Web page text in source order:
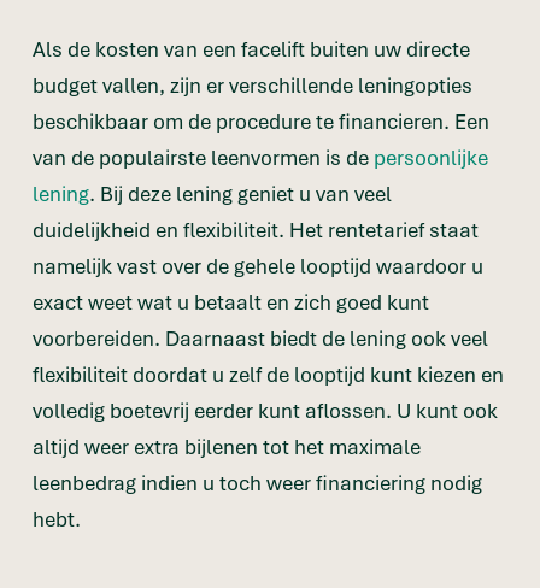
Als de kosten van een facelift buiten uw directe
budget vallen, zijn er verschillende leningopties
beschikbaar om de procedure te financieren. Een
van de populairste leenvormen is de persoonlijke
lening. Bij deze lening geniet u van veel
duidelijkheid en flexibiliteit. Het rentetarief staat
namelijk vast over de gehele looptijd waardoor u
exact weet wat u betaalt en zich goed kunt
voorbereiden. Daarnaast biedt de lening ook veel
flexibiliteit doordat u zelf de looptijd kunt kiezen en
volledig boetevrij eerder kunt aflossen. U kunt ook
altijd weer extra bijlenen tot het maximale
leenbedrag indien u toch weer financiering nodig
hebt.